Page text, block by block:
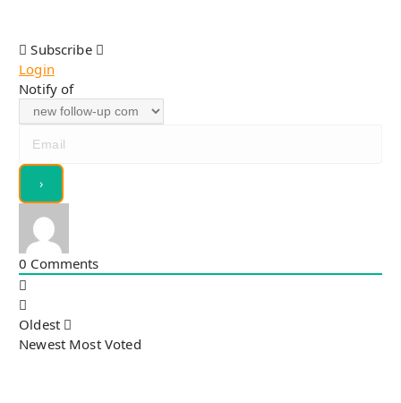
Subscribe
Login
Notify of
0 Comments
Oldest
Newest Most Voted